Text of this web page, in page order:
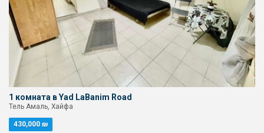
1 комната в Yad LaBanim Road
Тель Амаль, Хайфа
430,000 ₪